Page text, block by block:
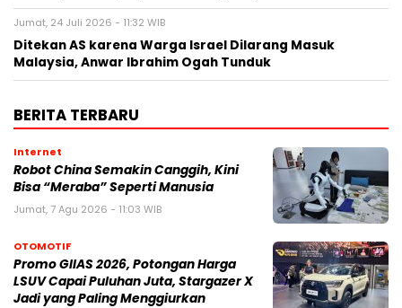
Jumat, 24 Juli 2026 - 11:32 WIB
Ditekan AS karena Warga Israel Dilarang Masuk
Malaysia, Anwar Ibrahim Ogah Tunduk
BERITA TERBARU
Internet
Robot China Semakin Canggih, Kini
Bisa “Meraba” Seperti Manusia
Jumat, 7 Agu 2026 - 11:03 WIB
OTOMOTIF
Promo GIIAS 2026, Potongan Harga
LSUV Capai Puluhan Juta, Stargazer X
Jadi yang Paling Menggiurkan